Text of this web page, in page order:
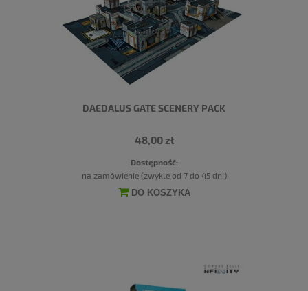
DAEDALUS GATE SCENERY PACK
48,00 zł
Dostępność:
na zamówienie (zwykle od 7 do 45 dni)
DO KOSZYKA